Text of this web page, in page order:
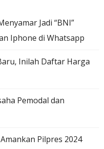
Jadi “BNI”
Iphone di Whatsapp
Inilah Daftar Harga
Pemodal dan
Pilpres 2024